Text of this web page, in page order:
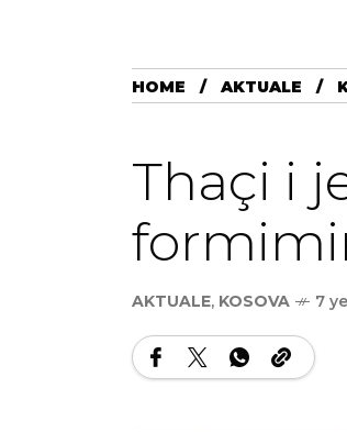
HOME AKTUALE
Thaçi i
AKTUALE, KOSOVA 7